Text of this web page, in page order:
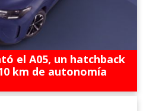
el A05, un hatchback
km de autonomía